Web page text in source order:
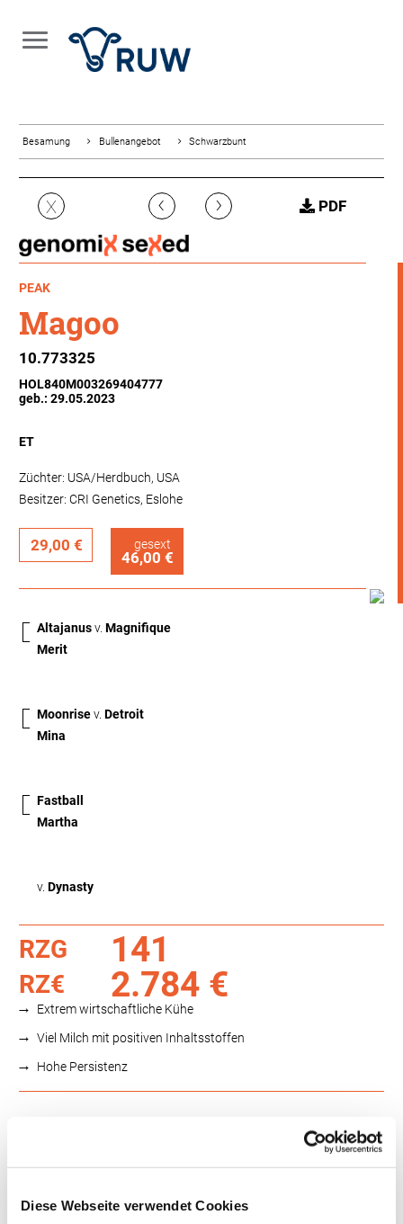
Diese Webseite verwendet Cookies
Besamung Bullenangebot Schwarzbunt
X ‹ › PDF
PEAK
Magoo
10.773325
HOL840M003269404777
geb.: 29.05.2023
ET
Züchter: USA/Herdbuch, USA
Besitzer: CRI Genetics, Eslohe
29,00 € gesext
46,00 €
Altajanusv. Magnifique
Merit
Moonrisev. Detroit
Mina
Fastball
Martha
v. Dynasty
RZG 141
RZ€ 2.784 €
Extrem wirtschaftliche Kühe
Viel Milch mit positiven Inhaltsstoffen
Hohe Persistenz
124